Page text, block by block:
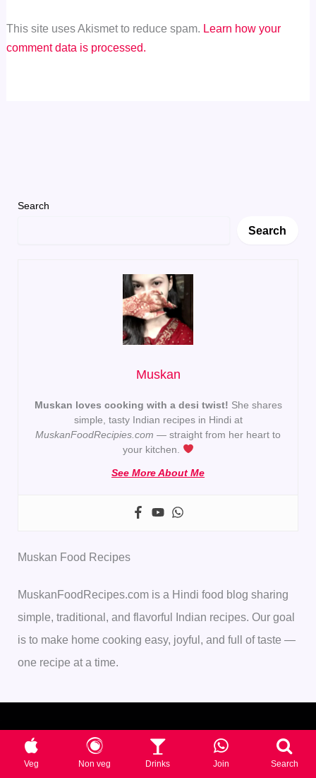
This site uses Akismet to reduce spam. Learn how your
comment data is processed.
Search
Search
Muskan
Muskan loves cooking with a desi twist! She shares
simple, tasty Indian recipes in Hindi at
MuskanFoodRecipies.com — straight from her heart to
your kitchen.
See More About Me
Muskan Food Recipes
MuskanFoodRecipes.com is a Hindi food blog sharing
simple, traditional, and flavorful Indian recipes. Our goal
is to make home cooking easy, joyful, and full of taste —
one recipe at a time.
Veg Non veg Drinks Join Search